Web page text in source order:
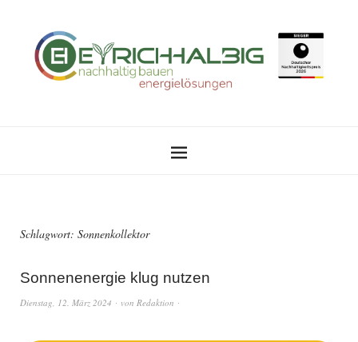
Schlagwort: Sonnenkollektor
Sonnenenergie klug nutzen
Dienstag, 12. März 2024 von Redaktion